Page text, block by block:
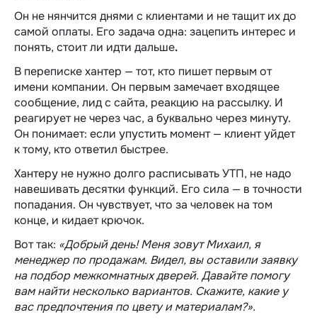
Он не нянчится днями с клиентами и не тащит их до
самой оплаты. Его задача одна: зацепить интерес и
понять, стоит ли идти дальше.
В переписке хантер — тот, кто пишет первым от
имени компании. Он первым замечает входящее
сообщение, лид с сайта, реакцию на рассылку. И
реагирует не через час, а буквально через минуту.
Он понимает: если упустить момент — клиент уйдет
к тому, кто ответил быстрее.
Хантеру не нужно долго расписывать УТП, не надо
навешивать десятки функций. Его сила — в точности
попадания. Он чувствует, что за человек на том
конце, и кидает крючок.
Вот так: «Добрый день! Меня зовут Михаил, я
менеджер по продажам. Видел, вы оставили заявку
на подбор межкомнатных дверей. Давайте помогу
вам найти несколько вариантов. Скажите, какие у
вас предпочтения по цвету и материалам?».